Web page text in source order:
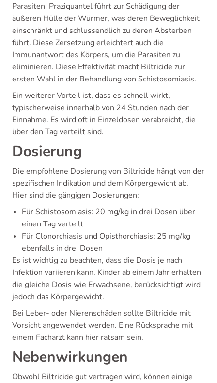
Parasiten. Praziquantel führt zur Schädigung der
äußeren Hülle der Würmer, was deren Beweglichkeit
einschränkt und schlussendlich zu deren Absterben
führt. Diese Zersetzung erleichtert auch die
Immunantwort des Körpers, um die Parasiten zu
eliminieren. Diese Effektivität macht Biltricide zur
ersten Wahl in der Behandlung von Schistosomiasis.
Ein weiterer Vorteil ist, dass es schnell wirkt,
typischerweise innerhalb von 24 Stunden nach der
Einnahme. Es wird oft in Einzeldosen verabreicht, die
über den Tag verteilt sind.
Dosierung
Die empfohlene Dosierung von Biltricide hängt von der
spezifischen Indikation und dem Körpergewicht ab.
Hier sind die gängigen Dosierungen:
Für Schistosomiasis: 20 mg/kg in drei Dosen über
einen Tag verteilt
Für Clonorchiasis und Opisthorchiasis: 25 mg/kg
ebenfalls in drei Dosen
Es ist wichtig zu beachten, dass die Dosis je nach
Infektion variieren kann. Kinder ab einem Jahr erhalten
die gleiche Dosis wie Erwachsene, berücksichtigt wird
jedoch das Körpergewicht.
Bei Leber- oder Nierenschäden sollte Biltricide mit
Vorsicht angewendet werden. Eine Rücksprache mit
einem Facharzt kann hier ratsam sein.
Nebenwirkungen
Obwohl Biltricide gut vertragen wird, können einige